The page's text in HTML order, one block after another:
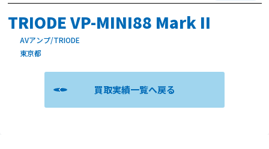
TRIODE VP-MINI88 Mark II
AVアンプ/TRIODE
東京都
買取実績一覧へ戻る